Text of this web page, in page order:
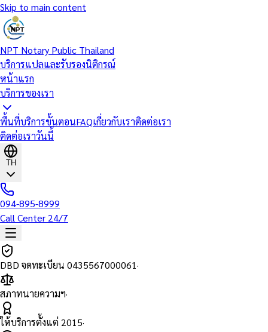
Skip to main content
NPT Notary Public Thailand
บริการแปลและรับรองนิติกรณ์
หน้าแรก
บริการของเรา
พื้นที่บริการขั้นตอนFAQเกี่ยวกับเราติดต่อเรา
ติดต่อเราวันนี้
TH
094-895-8999
Call Center 24/7
DBD จดทะเบียน 0435567000061·
สภาทนายความฯ·
ให้บริการตั้งแต่ 2015·